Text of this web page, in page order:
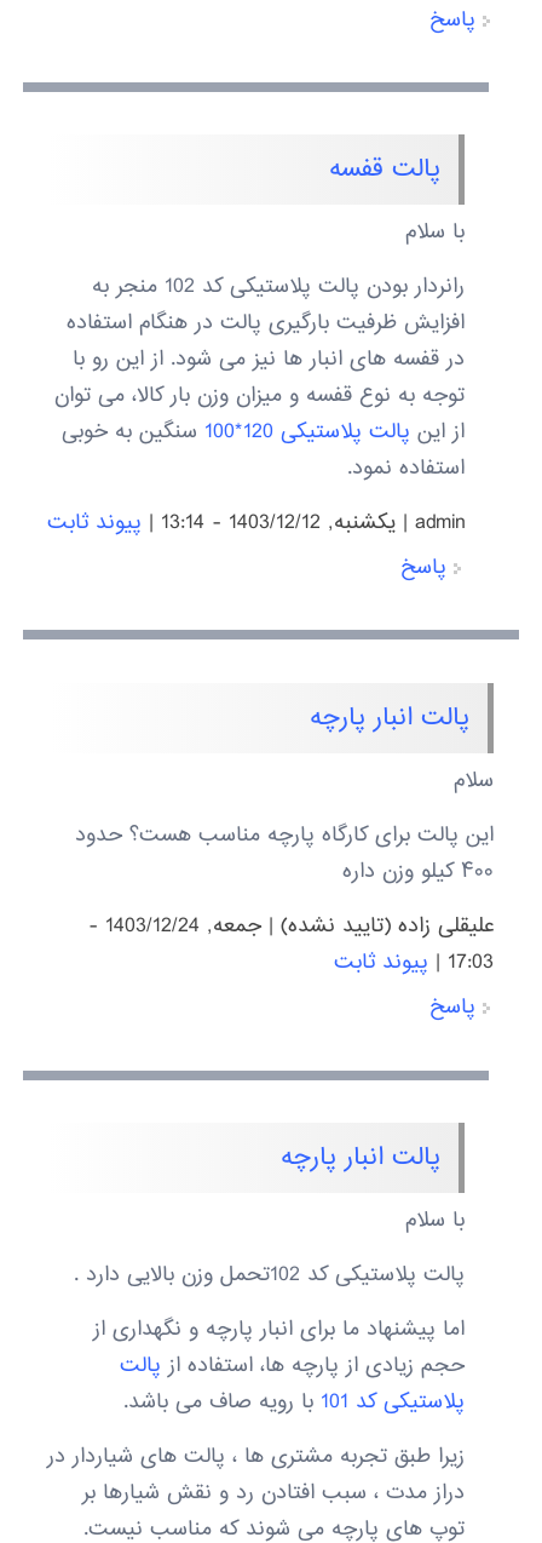
پاسخ
پالت قفسه
با سلام
رانردار بودن پالت پلاستیکی کد 102 منجر به
افزایش ظرفیت بارگیری پالت در هنگام استفاده
در قفسه های انبار ها نیز می شود. از این رو با
توجه به نوع قفسه و میزان وزن بار کالا، می توان
از این پالت پلاستیکی 120*100
سنگین به خوبی
استفاده نمود.
admin
| يكشنبه, 1403/12/12 - 13:14 | پیوند ثابت
پاسخ
پالت انبار پارچه
سلام
این پالت برای کارگاه پارچه مناسب هست؟ حدود
۴۰۰ کیلو وزن داره
علیقلی زاده (تایید نشده)|
جمعه, 1403/12/24 -
17:03
| پیوند ثابت
پاسخ
پالت انبار پارچه
با سلام
پالت پلاستیکی کد 102تحمل وزن بالایی دارد .
اما پیشنهاد ما برای انبار پارچه و نگهداری از
حجم زیادی از پارچه ها، استفاده از پالت
پلاستیکی کد 101
با رویه صاف می باشد.
زیرا طبق تجربه مشتری ها ، پالت های شیاردار در
دراز مدت ، سبب افتادن رد و نقش شیارها بر
توپ های پارچه می شوند که مناسب نیست.